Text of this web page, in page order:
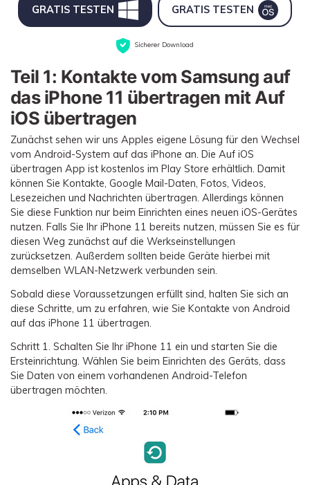
GRATIS TESTEN GRATIS TESTEN
Sicherer Download
Teil 1: Kontakte vom Samsung auf
das iPhone 11 übertragen mit Auf
iOS übertragen
Zunächst sehen wir uns Apples eigene Lösung für den Wechsel
vom Android-System auf das iPhone an. Die Auf iOS
übertragen App ist kostenlos im Play Store erhältlich. Damit
können Sie Kontakte, Google Mail-Daten, Fotos, Videos,
Lesezeichen und Nachrichten übertragen. Allerdings können
Sie diese Funktion nur beim Einrichten eines neuen iOS-Gerätes
nutzen. Falls Sie Ihr iPhone 11 bereits nutzen, müssen Sie es für
diesen Weg zunächst auf die Werkseinstellungen
zurücksetzen. Außerdem sollten beide Geräte hierbei mit
demselben WLAN-Netzwerk verbunden sein.
Sobald diese Voraussetzungen erfüllt sind, halten Sie sich an
diese Schritte, um zu erfahren, wie Sie Kontakte von Android
auf das iPhone 11 übertragen.
Schritt 1. Schalten Sie Ihr iPhone 11 ein und starten Sie die
Ersteinrichtung. Wählen Sie beim Einrichten des Geräts, dass
Sie Daten von einem vorhandenen Android-Telefon
übertragen möchten.